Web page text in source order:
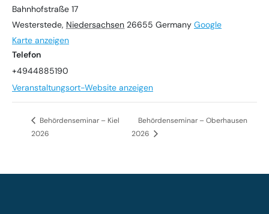
Bahnhofstraße 17
Westerstede, Niedersachsen 26655 Germany Google
Karte anzeigen
Telefon
+4944885190
Veranstaltungsort-Website anzeigen
Behördenseminar – Kiel
2026
Behördenseminar – Oberhausen
2026